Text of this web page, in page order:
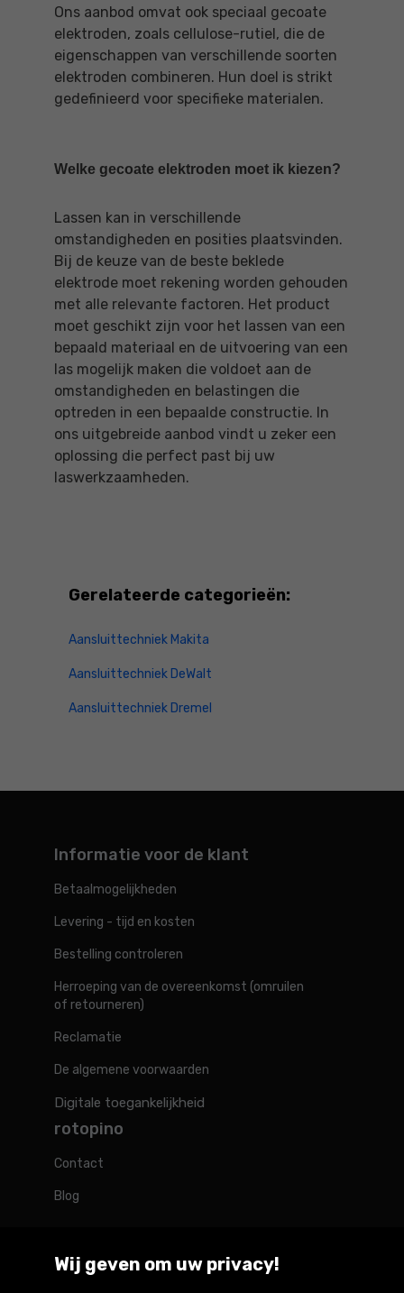
Ons aanbod omvat ook speciaal gecoate
elektroden, zoals cellulose-rutiel, die de
eigenschappen van verschillende soorten
elektroden combineren. Hun doel is strikt
gedefinieerd voor specifieke materialen.
Welke gecoate elektroden moet ik kiezen?
Lassen kan in verschillende
omstandigheden en posities plaatsvinden.
Bij de keuze van de beste beklede
elektrode moet rekening worden gehouden
met alle relevante factoren. Het product
moet geschikt zijn voor het lassen van een
bepaald materiaal en de uitvoering van een
las mogelijk maken die voldoet aan de
omstandigheden en belastingen die
optreden in een bepaalde constructie. In
ons uitgebreide aanbod vindt u zeker een
oplossing die perfect past bij uw
laswerkzaamheden.
Gerelateerde categorieën:
Aansluittechniek Makita
Aansluittechniek DeWalt
Aansluittechniek Dremel
Informatie voor de klant
Betaalmogelijkheden
Levering - tijd en kosten
Bestelling controleren
Herroeping van de overeenkomst (omruilen
of retourneren)
Reclamatie
De algemene voorwaarden
Digitale toegankelijkheid
rotopino
Contact
Blog
Rotopino in de wereld
Wij geven om uw privacy!